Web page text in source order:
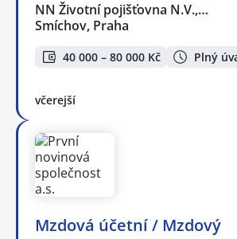
NN Životní pojišťovna N.V.,…
Smíchov, Praha
40 000 – 80 000 Kč Plný
včerejší
Mzdová účetní / Mzdový